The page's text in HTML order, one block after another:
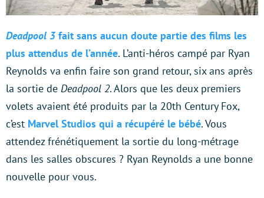
Deadpool 3 fait sans aucun doute partie des films les
plus attendus de l’année. L’anti-héros campé par Ryan
Reynolds va enfin faire son grand retour, six ans après
la sortie de Deadpool 2. Alors que les deux premiers
volets avaient été produits par la 20th Century Fox,
c’est Marvel Studios qui a récupéré le bébé. Vous
attendez frénétiquement la sortie du long-métrage
dans les salles obscures ? Ryan Reynolds a une bonne
nouvelle pour vous.